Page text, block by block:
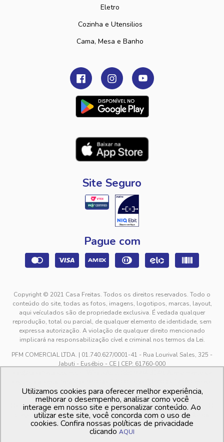
Eletro
Cozinha e Utensilios
Cama, Mesa e Banho
Site Seguro
Pague com
Copyright © 2021 Casa Freitas. Todos os direitos reservados. Todo o
conteúdo do site, todas as fotos, imagens, logotipos, marcas, layout,
aqui veículados são de propriedade exclusiva. É vedada qualquer
reprodução, total ou parcial, de qualquer elemento de identidade, sem
expressa autorização. A violação de qualquer direito mencionado
implicará na responsabilização cível e criminal nos termos da Lei.
PFM COMERCIAL LTDA. | 01.740.627/0001-41 - Rua Lourival Sales, 325 -
Jabuti - Eusébio - CE | CEP: 61760-000
feriados.
Os preços dos produtos estão sujeitos a alteração sem aviso prévio. O
preço valido é sempre o apresentado no momento da finalização da
compra, no carrinho de compras.
Utilizamos cookies para oferecer melhor experiência,
melhorar o desempenho, analisar como você
interage em nosso site e personalizar conteúdo. Ao
utilizar este site, você concorda com o uso de
cookies. Confira nossas políticas de privacidade
clicando AQUI